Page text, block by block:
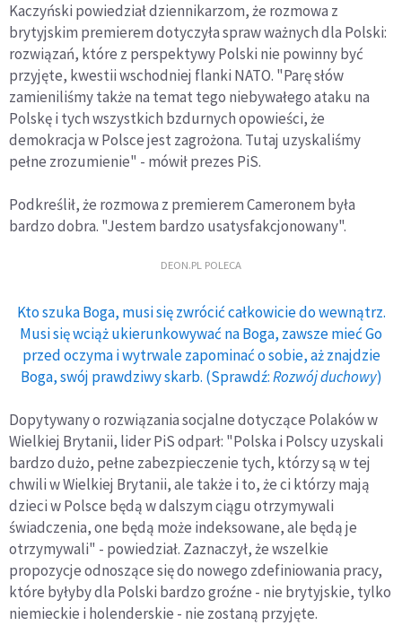
Kaczyński powiedział dziennikarzom, że rozmowa z
brytyjskim premierem dotyczyła spraw ważnych dla Polski:
rozwiązań, które z perspektywy Polski nie powinny być
przyjęte, kwestii wschodniej flanki NATO. "Parę słów
zamieniliśmy także na temat tego niebywałego ataku na
Polskę i tych wszystkich bzdurnych opowieści, że
demokracja w Polsce jest zagrożona. Tutaj uzyskaliśmy
pełne zrozumienie" - mówił prezes PiS.
Podkreślił, że rozmowa z premierem Cameronem była
bardzo dobra. "Jestem bardzo usatysfakcjonowany".
DEON.PL POLECA
Kto szuka Boga, musi się zwrócić całkowicie do wewnątrz.
Musi się wciąż ukierunkowywać na Boga, zawsze mieć Go
przed oczyma i wytrwale zapominać o sobie, aż znajdzie
Boga, swój prawdziwy skarb. (Sprawdź:Rozwój duchowy)
Dopytywany o rozwiązania socjalne dotyczące Polaków w
Wielkiej Brytanii, lider PiS odparł: "Polska i Polscy uzyskali
bardzo dużo, pełne zabezpieczenie tych, którzy są w tej
chwili w Wielkiej Brytanii, ale także i to, że ci którzy mają
dzieci w Polsce będą w dalszym ciągu otrzymywali
świadczenia, one będą może indeksowane, ale będą je
otrzymywali" - powiedział. Zaznaczył, że wszelkie
propozycje odnoszące się do nowego zdefiniowania pracy,
które byłyby dla Polski bardzo groźne - nie brytyjskie, tylko
niemieckie i holenderskie - nie zostaną przyjęte.